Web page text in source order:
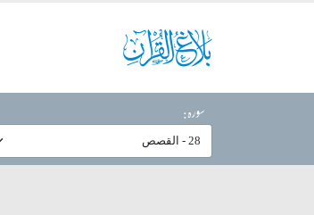
سورہ: